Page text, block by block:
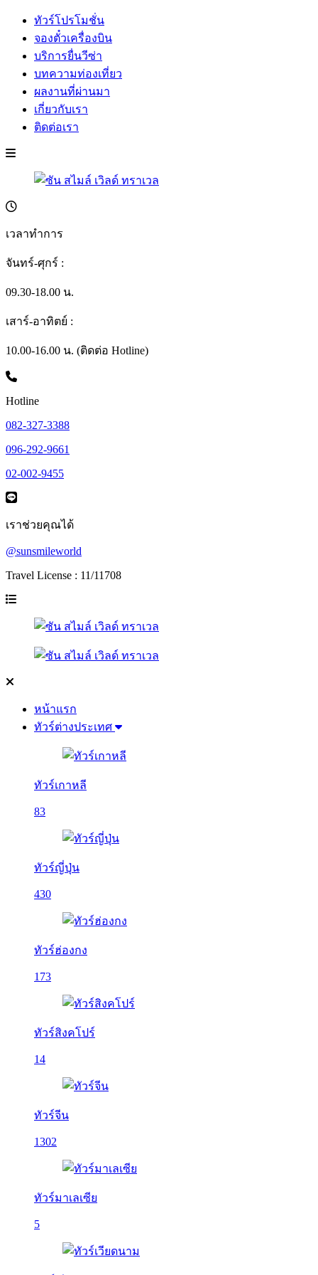
ทัวร์โปรโมชั่น
จองตั๋วเครื่องบิน
บริการยื่นวีซ่า
บทความท่องเที่ยว
ผลงานที่ผ่านมา
เกี่ยวกับเรา
ติดต่อเรา
เวลาทำการ
จันทร์-ศุกร์ :
09.30-18.00 น.
เสาร์-อาทิตย์ :
10.00-16.00 น. (ติดต่อ Hotline)
Hotline
082-327-3388
096-292-9661
02-002-9455
เราช่วยคุณได้
@sunsmileworld
Travel License : 11/11708
หน้าแรก
ทัวร์ต่างประเทศ
ทัวร์เกาหลี
83
ทัวร์ญี่ปุ่น
430
ทัวร์ฮ่องกง
173
ทัวร์สิงคโปร์
14
ทัวร์จีน
1302
ทัวร์มาเลเซีย
5